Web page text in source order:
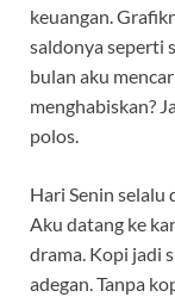
keuangan.
saldonya seperti
bulan aku
menghabiskan?
polos.
Hari Senin selalu
Aku datang ke
drama. Kopi jadi
adegan. Tanpa